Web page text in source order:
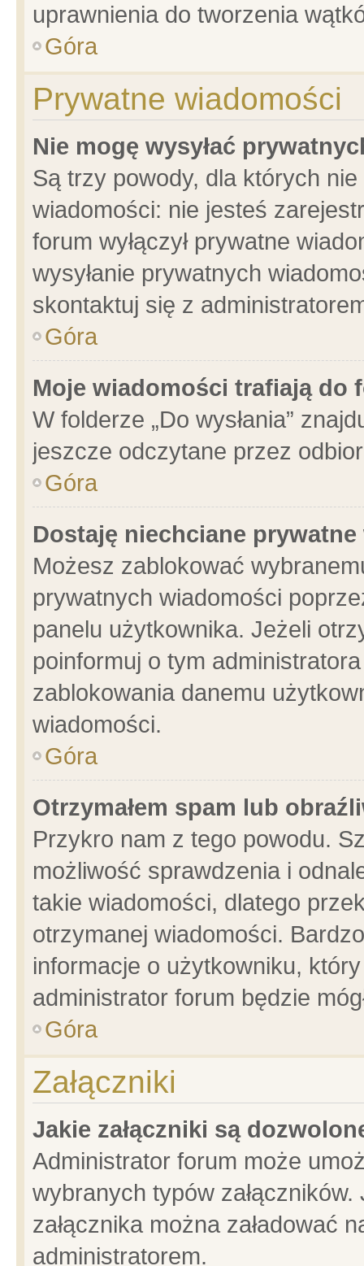
uprawnienia do tworzenia
Góra
Prywatne wiadomości
Nie mogę wysyłać
Są trzy powody, dla których
wiadomości: nie jesteś
forum wyłączył prywatne
wysyłanie prywatnych
skontaktuj się z
Góra
Moje wiadomości trafiają do
W folderze „Do wysłania”
jeszcze odczytane przez
Góra
Dostaję niechciane
Możesz zablokować
prywatnych wiadomości
panelu użytkownika. Jeżeli
poinformuj o tym
zablokowania danemu
wiadomości.
Góra
Otrzymałem spam lub
Przykro nam z tego powodu.
możliwość sprawdzenia i
takie wiadomości, dlatego
otrzymanej wiadomości.
informacje o użytkowniku,
administrator forum będzie
Góra
Załączniki
Jakie załączniki są
Administrator forum może
wybranych typów
załącznika można załadować
administratorem.